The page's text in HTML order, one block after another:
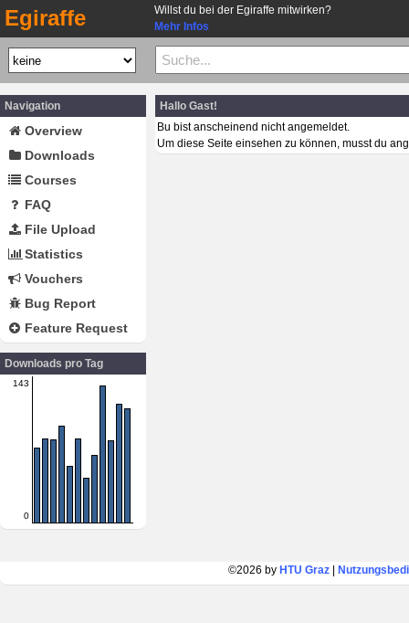
Egiraffe
Willst du bei der Egiraffe mitwirken?
Mehr Infos
Navigation
Overview
Downloads
Courses
FAQ
File Upload
Statistics
Vouchers
Bug Report
Feature Request
Downloads pro Tag
143
0
Hallo Gast!
Bu bist anscheinend nicht angemeldet.
Um diese Seite einsehen zu können, musst du
©2026 by HTU Graz|